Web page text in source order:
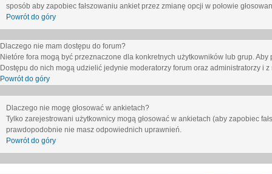
sposób aby zapobiec fałszowaniu ankiet przez zmianę opcji w połowie
Powrót do góry
Dlaczego nie mam dostępu do forum?
Nietóre fora mogą być przeznaczone dla konkretnych użytkowników lub grup.
Dostępu do nich mogą udzielić jedynie moderatorzy forum oraz administratorzy i
Powrót do góry
Dlaczego nie mogę głosować w ankietach?
Tylko zarejestrowani użytkownicy mogą głosować w ankietach (aby zapobiec
prawdopodobnie nie masz odpowiednich uprawnień.
Powrót do góry